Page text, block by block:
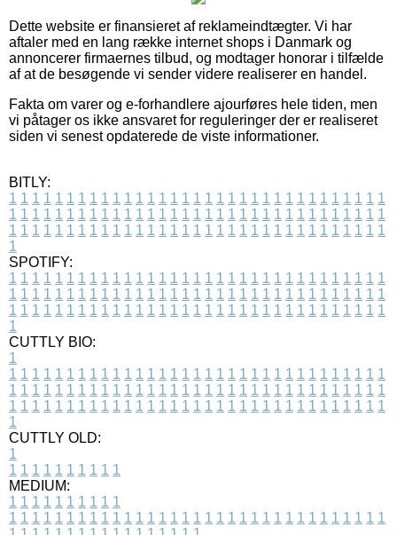
Dette website er finansieret af reklameindtægter. Vi har
aftaler med en lang række internet shops i Danmark og
annoncerer firmaernes tilbud, og modtager honorar i tilfælde
af at de besøgende vi sender videre realiserer en handel.
Fakta om varer og e-forhandlere ajourføres hele tiden, men
vi påtager os ikke ansvaret for reguleringer der er realiseret
siden vi senest opdaterede de viste informationer.
BITLY:
1 1 1 1 1 1 1 1 1 1 1 1 1 1 1 1 1 1 1 1 1 1 1 1 1 1 1 1 1 1 1 1 1
1 1 1 1 1 1 1 1 1 1 1 1 1 1 1 1 1 1 1 1 1 1 1 1 1 1 1 1 1 1 1 1 1
1 1 1 1 1 1 1 1 1 1 1 1 1 1 1 1 1 1 1 1 1 1 1 1 1 1 1 1 1 1 1 1 1
1
SPOTIFY:
1 1 1 1 1 1 1 1 1 1 1 1 1 1 1 1 1 1 1 1 1 1 1 1 1 1 1 1 1 1 1 1 1
1 1 1 1 1 1 1 1 1 1 1 1 1 1 1 1 1 1 1 1 1 1 1 1 1 1 1 1 1 1 1 1 1
1 1 1 1 1 1 1 1 1 1 1 1 1 1 1 1 1 1 1 1 1 1 1 1 1 1 1 1 1 1 1 1 1
1
CUTTLY BIO:
1
1 1 1 1 1 1 1 1 1 1 1 1 1 1 1 1 1 1 1 1 1 1 1 1 1 1 1 1 1 1 1 1 1
1 1 1 1 1 1 1 1 1 1 1 1 1 1 1 1 1 1 1 1 1 1 1 1 1 1 1 1 1 1 1 1 1
1 1 1 1 1 1 1 1 1 1 1 1 1 1 1 1 1 1 1 1 1 1 1 1 1 1 1 1 1 1 1 1 1
1
CUTTLY OLD:
1
1 1 1 1 1 1 1 1 1 1
MEDIUM:
1 1 1 1 1 1 1 1 1 1
1 1 1 1 1 1 1 1 1 1 1 1 1 1 1 1 1 1 1 1 1 1 1 1 1 1 1 1 1 1 1 1 1